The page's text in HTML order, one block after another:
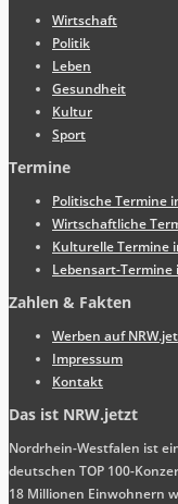
Wirtschaft
Politik
Leben
Gesundheit
Kultur
Sport
Termine
Politische Termine
Wirtschaftliche
Kulturelle Termine
Lebensart-Termine
Zahlen & Fakten
Werben auf
Impressum
Kontakt
Das ist NRW.jetzt
Nordrhein-Westfalen ist
deutschen TOP 100-
18 Millionen Einwohnern